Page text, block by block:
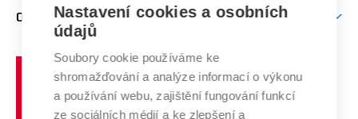
E-přihláška
Doktorské studium
Podpora podnikání
Mezinárodní vědecká rada
Systém zajišťování kvality výzkumu
Výzkumné infrastruktury
Transfer znalostí
Zahraniční spolupráce
Spolupráce se školami
Služby univerzity
Mezinárodní dohody
O UNIVERZITĚ
Profil univerzity
Udržitelná univerzita
Podnikavá univerzita / ContriBUTe
učení
technické
Nastavení cookies a osobních
údajů
Soubory cookie používáme ke
shromažďování a analýze informací o výkonu
a používání webu, zajištění fungování funkcí
ze sociálních médií a ke zlepšení a